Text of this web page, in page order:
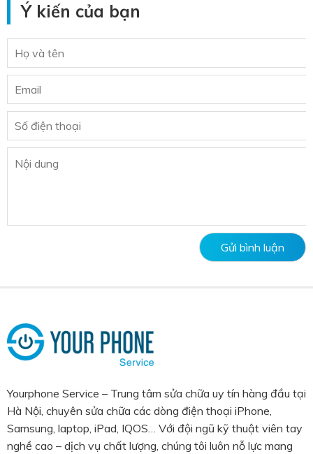
Ý kiến của bạn
Yourphone Service – Trung tâm sửa chữa uy tín hàng đầu tại
Hà Nội, chuyên sửa chữa các dòng điện thoại iPhone,
Samsung, laptop, iPad, IQOS… Với đội ngũ kỹ thuật viên tay
nghề cao – dịch vụ chất lượng, chúng tôi luôn nỗ lực mang